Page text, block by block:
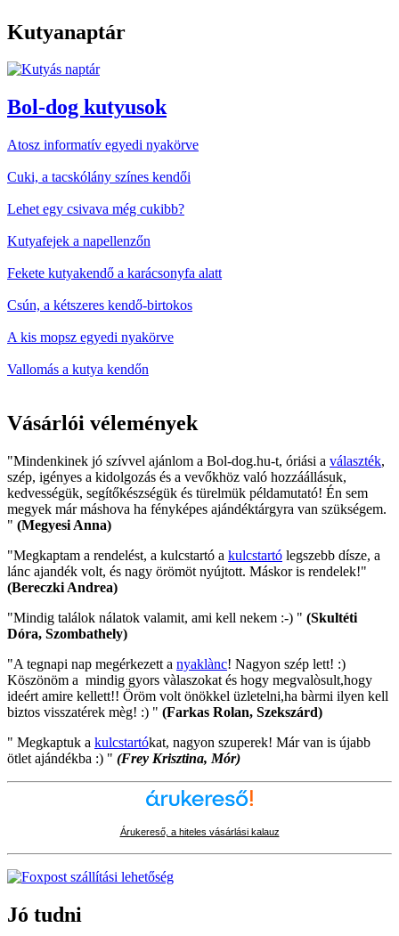
Kutyanaptár
Bol-dog kutyusok
Atosz informatív egyedi nyakörve
Cuki, a tacskólány színes kendői
Lehet egy csivava még cukibb?
Kutyafejek a napellenzőn
Fekete kutyakendő a karácsonyfa alatt
Csún, a kétszeres kendő-birtokos
A kis mopsz egyedi nyakörve
Vallomás a kutya kendőn
Vásárlói vélemények
"Mindenkinek jó szívvel ajánlom a Bol-dog.hu-t, óriási a választék,
szép, igényes a kidolgozás és a vevőkhöz való hozzáállásuk,
kedvességük, segítőkészségük és türelmük példamutató! Én sem
megyek már máshova ha fényképes ajándéktárgyra van szükségem.
" (Megyesi Anna)
"Megkaptam a rendelést, a kulcstartó a kulcstartó legszebb dísze, a
lánc ajandék volt, és nagy örömöt nyújtott. Máskor is rendelek!"
(Bereczki Andrea)
"Mindig találok nálatok valamit, ami kell nekem :-) " (Skultéti
Dóra, Szombathely)
"A tegnapi nap megérkezett a nyaklànc! Nagyon szép lett! :)
Köszönöm a mindig gyors vàlaszokat és hogy megvalòsult,hogy
ideért amire kellett!! Öröm volt önökkel üzletelni,ha bàrmi ilyen kell
biztos visszatérek mèg! :) " (Farkas Rolan, Szekszárd)
" Megkaptuk a kulcstartókat, nagyon szuperek! Már van is újabb
ötlet ajándékba :) " (Frey Krisztina, Mór)
Árukereső, a hiteles vásárlási kalauz
Jó tudni